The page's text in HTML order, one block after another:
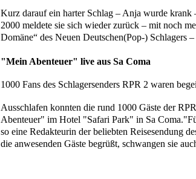
Kurz darauf ein harter Schlag – Anja wurde krank
2000 meldete sie sich wieder zurück – mit noch
Domäne“ des Neuen Deutschen(Pop-) Schlagers
"Mein Abenteuer" live aus Sa Coma
1000 Fans des Schlagersenders RPR 2 waren
Ausschlafen konnten die rund 1000 Gäste der
Abenteuer" im Hotel "Safari Park" in Sa
so eine Redakteurin der beliebten Reisesendung
die anwesenden Gäste begrüßt, schwangen sie